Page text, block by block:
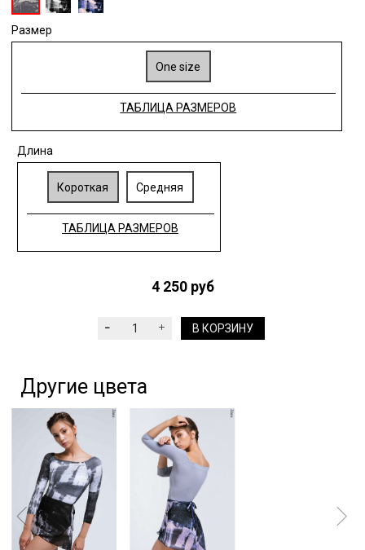
Размер
One size
ТАБЛИЦА РАЗМЕРОВ
Длина
Короткая Средняя
ТАБЛИЦА РАЗМЕРОВ
4 250 руб
В КОРЗИНУ
Другие цвета